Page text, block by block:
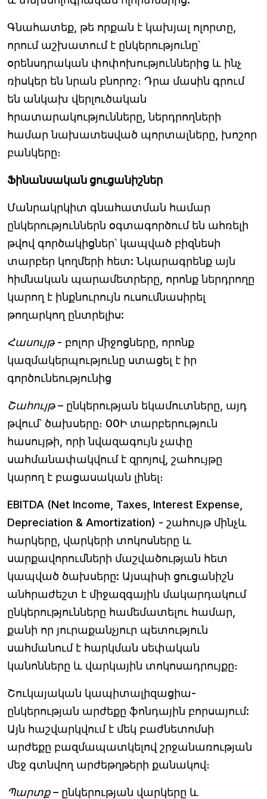
Գնահատեք, թե որքան է կախյալ ոլորտը,
որում աշխատում է ընկերությունը՝
օրենսդրական փոփոխություններից և ինչ
ռիսկեր են նրան բնորոշ։ Դրա մասին գրում
են անկախ վերլուծական
հրատարակությունները, ներդրողների
համար նախատեսված պորտալները, խոշոր
բանկերը։
Ֆինանսական ցուցանիշներ
Մանրակրկիտ գնահատման համար
ընկերություններն օգտագործում են ահռելի
թվով գործակիցներ՝ կապված բիզնեսի
տարբեր կողմերի հետ: Նկարագրենք այն
հիմնական պարամետրերը, որոնք ներդրողը
կարող է ինքնուրույն ուսումնասիրել
թողարկող ընտրելիս:
Հասույթ- բոլոր միջոցները, որոնք
կազմակերպությունը ստացել է իր
գործունեությունից
Շահույթ– ընկերության եկամուտները, այդ
թվում՝ ծախսերը։ 00Ի տարբերություն
հասույթի, որի նվազագույն չափը
սահմանափակվում է զրոյով, շահույթը
կարող է բացասական լինել։
EBITDA (Net Income, Taxes, Interest Expense,
Depreciation & Amortization) - շահույթ մինչև
հարկերը, վարկերի տոկոսները և
սարքավորումների մաշվածության հետ
կապված ծախսերը: Այսպիսի ցուցանիշն
անհրաժեշտ է միջազգային մակարդակում
ընկերությունները համեմատելու համար,
քանի որ յուրաքանչյուր պետություն
սահմանում է հարկման սեփական
կանոնները և վարկային տոկոսադրույքը։
Շուկայական կապիտալիզացիա-
ընկերության արժեքը ֆոնդային բորսայում:
Այն հաշվարկվում է մեկ բաժնետոմսի
արժեքը բազմապատկելով շրջանառության
մեջ գտնվող արժեթղթերի քանակով։
Պարտք– ընկերության վարկերը և